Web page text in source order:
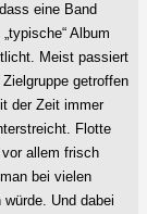
eine Band
Album
Meist passiert
getroffen
der Zeit immer
Flotte
allem frisch
bei vielen
Und dabei